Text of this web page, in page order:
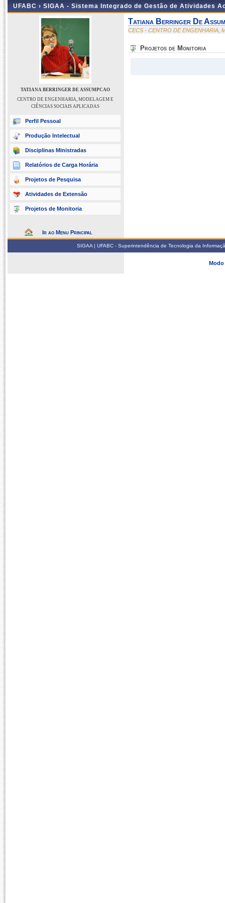
UFABC › SIGAA - Sistema Integrado de Gestão de Atividades
TATIANA BERRINGER DE ASSUMPCAO
CENTRO DE ENGENHARIA, MODELAGEM E
CIÊNCIAS SOCIAIS APLICADAS
Perfil Pessoal
Produção Intelectual
Disciplinas Ministradas
Relatórios de Carga Horária
Projetos de Pesquisa
Atividades de Extensão
Projetos de Monitoria
Ir ao Menu Principal
Tatiana Berringer De
CECS - CENTRO DE ENGENHARIA,
Projetos de Monitoria
SIGAA | UFABC - Superintendência de Tecnologia da
Modo